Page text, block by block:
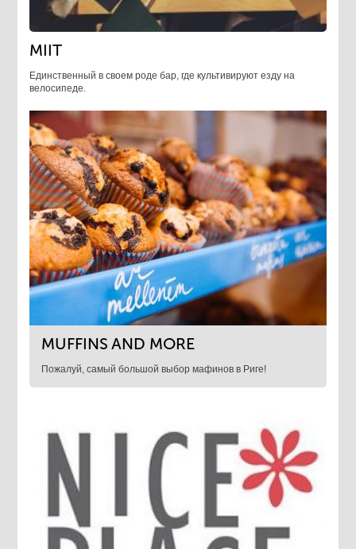
MIIT
Единственный в своем роде бар, где культивируют езду на
велосипеде.
MUFFINS AND MORE
Пожалуй, самый большой выбор мафинов в Риге!